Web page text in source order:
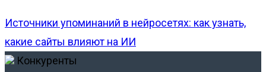
Источники упоминаний в нейросетях: как узнать,
какие сайты влияют на ИИ
Конкуренты